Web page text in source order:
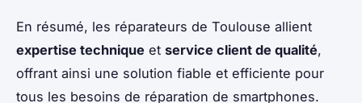
En résumé, les réparateurs de Toulouse allient
expertise technique et service client de qualité,
offrant ainsi une solution fiable et efficiente pour
tous les besoins de réparation de smartphones.